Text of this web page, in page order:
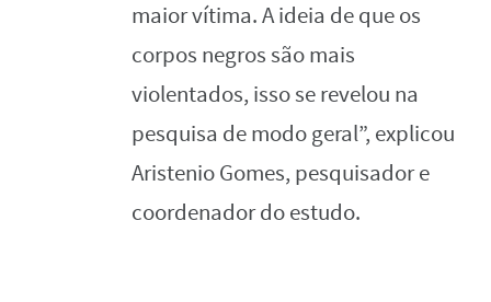
maior vítima. A ideia de que os
corpos negros são mais
violentados, isso se revelou na
pesquisa de modo geral”, explicou
Aristenio Gomes, pesquisador e
coordenador do estudo.